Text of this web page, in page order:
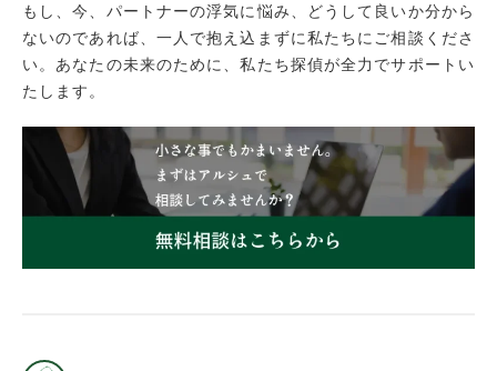
もし、今、パートナーの浮気に悩み、どうして良いか分から
ないのであれば、一人で抱え込まずに私たちにご相談くださ
い。あなたの未来のために、私たち探偵が全力でサポートい
たします。